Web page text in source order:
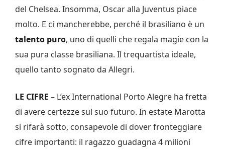
del Chelsea. Insomma, Oscar alla Juventus piace
molto. E ci mancherebbe, perché il brasiliano è un
talento puro, uno di quelli che regala magie con la
sua pura classe brasiliana. Il trequartista ideale,
quello tanto sognato da Allegri.
LE CIFRE – L’ex International Porto Alegre ha fretta
di avere certezze sul suo futuro. In estate Marotta
si rifarà sotto, consapevole di dover fronteggiare
cifre importanti: il ragazzo guadagna 4 milioni